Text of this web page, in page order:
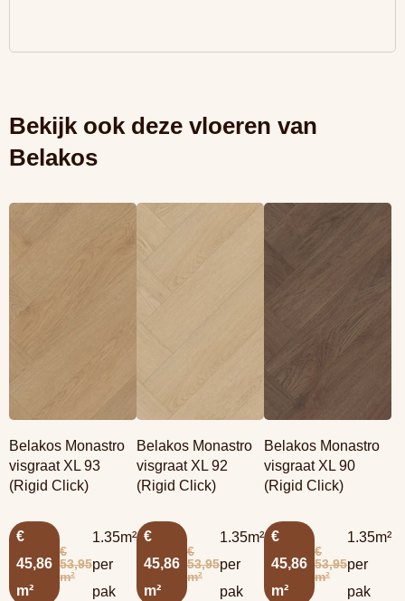
Bekijk ook deze vloeren van
Belakos
Belakos Monastro
visgraat XL 93
(Rigid Click)
€
45,86
m²
€
53,95
m²
1.35m²
per
pak
Lees meer
Belakos Monastro
visgraat XL 92
(Rigid Click)
€
45,86
m²
€
53,95
m²
1.35m²
per
pak
Lees meer
overBelakos
Belakos Monastro
visgraat XL 90
(Rigid Click)
€
45,86
m²
€
53,95
m²
1.35m²
per
pak
overBelakos
Monastro visgraat
XL 90 (Rigid Click)